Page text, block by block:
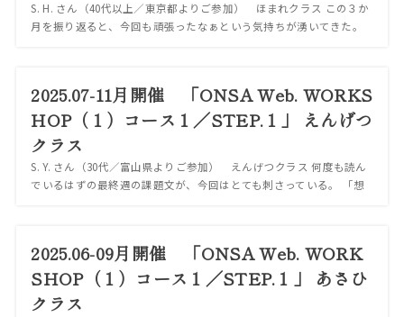
S. H. さん（40代以上／東京都よりご参加） ほまれクラス この３か
月を振り返ると、今回も頑張ったなぁという気持ちが湧いてきた。
2025.07-11月開催 「ONSA Web. WORKS
HOP（１）コース１／STEP.１」 えんげつ
クラス
S. Y. さん（30代／富山県よりご参加） えんげつクラス 何度も読ん
でいるはずの最終週の課題文が、今回はとても刺さっている。 「想
2025.06-09月開催 「ONSA Web. WORK
SHOP（１）コース１／STEP.１」 あさひ
クラス